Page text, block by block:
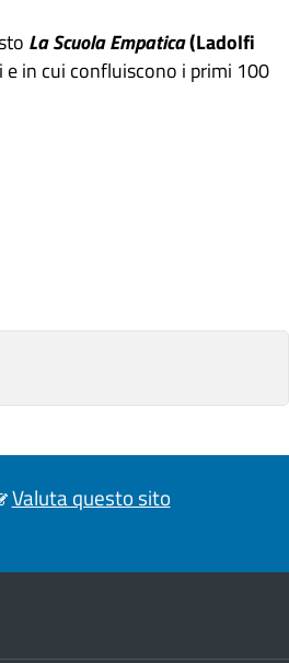
La Scuola Empatica(Ladolfi
in cui confluiscono i primi 100
Valuta questo sito